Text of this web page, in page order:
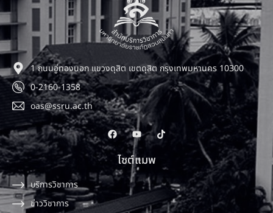
1 ถนนอู่ทองนอก แขวงดุสิต เขตดุสิต กรุงเทพมหานคร 10300
0-2160-1358
oas@ssru.ac.th
ไซต์แมพ
บริการวิชาการ
ข่าววิชาการ